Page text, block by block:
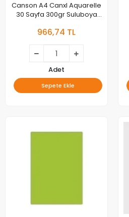
Canson A4 Canxl Aquarelle
30 Sayfa 300gr Suluboya
966,74 TL
Adet
Sepete Ekle